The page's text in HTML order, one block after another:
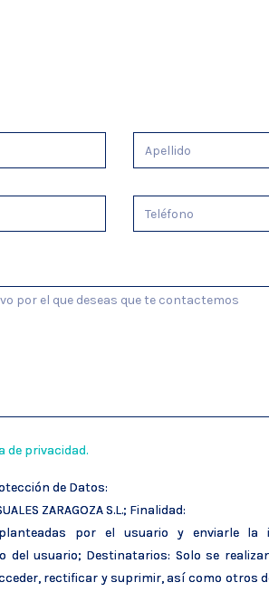
de privacidad.
de Datos:
ZARAGOZA S.L.; Finalidad:
por el usuario y enviarle la
del usuario; Destinatarios: Solo se
rectificar y suprimir, así como otros